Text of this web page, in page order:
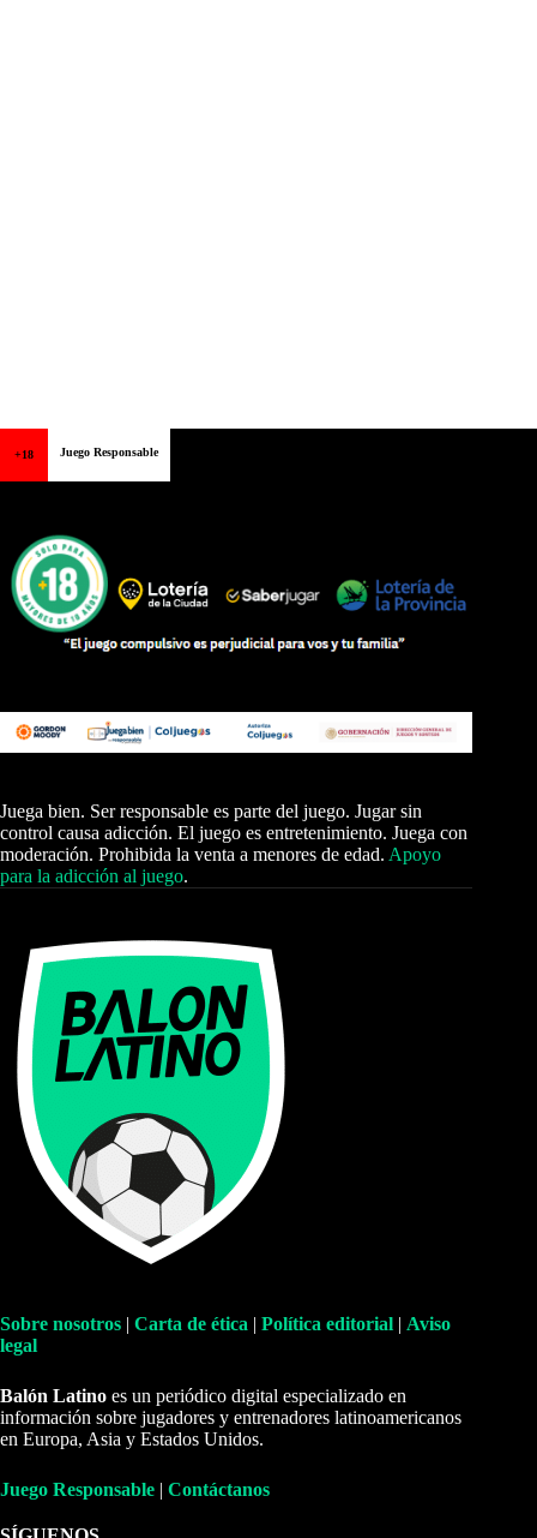
+18 Juego Responsable
Juega bien. Ser responsable es parte del juego. Jugar sin
control causa adicción. El juego es entretenimiento. Juega con
moderación. Prohibida la venta a menores de edad. Apoyo
para la adicción al juego.
Sobre nosotros | Carta de ética | Política editorial | Aviso
legal
Balón Latino es un periódico digital especializado en
información sobre jugadores y entrenadores latinoamericanos
en Europa, Asia y Estados Unidos.
Juego Responsable | Contáctanos